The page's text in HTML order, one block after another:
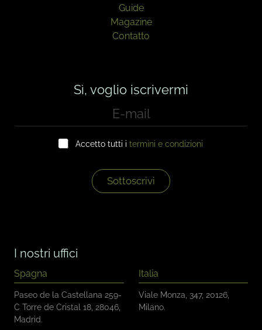
Guide
Magazine
Contatto
Sì, voglio iscrivermi
m
n
t
r
o
l
l
o
Accetto tutti i termini e condizioni
Sottoscrivi
I nostri uffici
Spagna
Paseo de la Castellana 259-
C Torre de Cristal 18, 28046,
Madrid.
Italia
Viale Monza, 347, 20126,
Milano.